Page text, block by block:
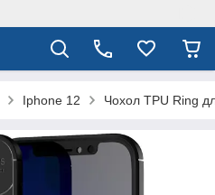
Iphone 12 Чохол TPU Ring